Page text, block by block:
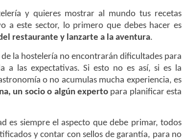
y quieres mostrar al mundo tus recetas
a este sector, lo primero que debes hacer es
restaurante y lanzarte a la aventura.
la hostelería no encontrarán dificultades para
a las expectativas. Si esto no es así, si es la
o no acumulas mucha experiencia, es
un socio o algún expertopara planificar esta
es siempre el aspecto que debe primar, todos
y contar con sellos de garantía, para no